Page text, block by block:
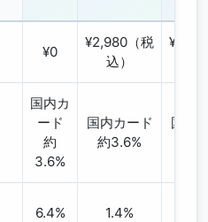
¥0
¥2,980（税
込）
国内カ
ード
約
3.6%
国内カード
約3.6%
国内
6.4% 1.4%